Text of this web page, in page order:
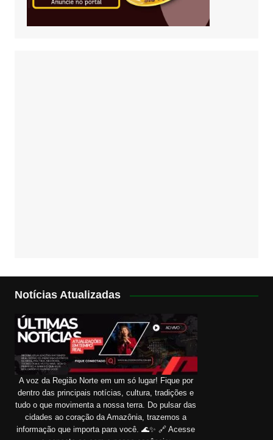
Notícias Atualizadas
A voz da Região Norte em um só lugar! Fique por
dentro das principais notícias, cultura, tradições e
tudo o que movimenta a nossa terra. Do pulsar das
cidades ao coração da Amazônia, trazemos a
informação que importa para você. 🌊✨ 🔗 Acesse